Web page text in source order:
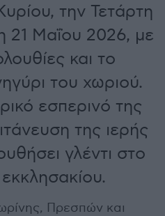
την Τετάρτη
21 Μαΐου 2026, με
και το
του χωριού.
εσπερινό της
της ιερής
γλέντι στο
Πρεσπών και